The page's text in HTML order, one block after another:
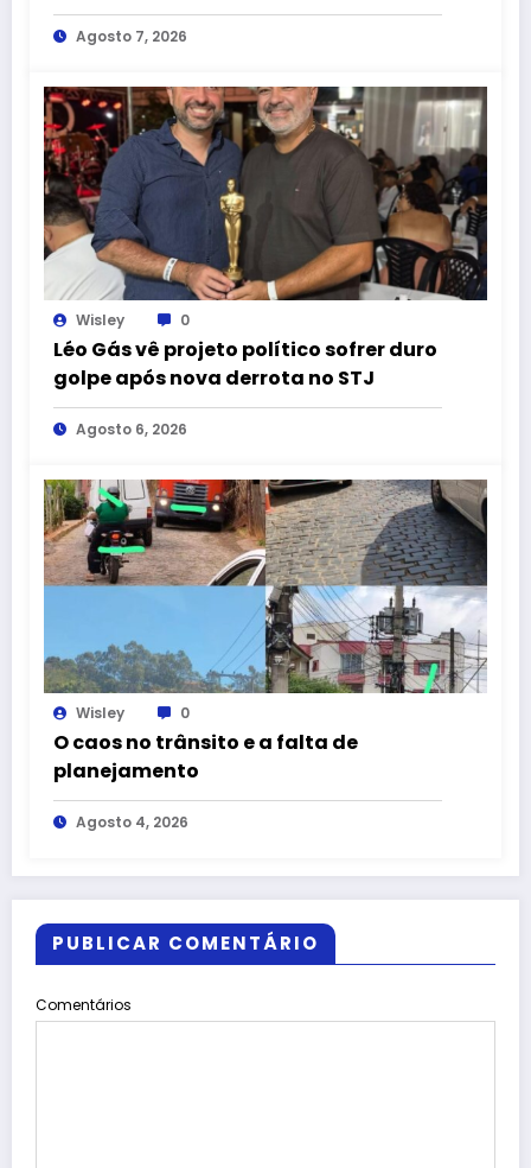
Agosto 7, 2026
Wisley 0
Léo Gás vê projeto político sofrer duro
golpe após nova derrota no STJ
Agosto 6, 2026
Wisley 0
O caos no trânsito e a falta de
planejamento
Agosto 4, 2026
PUBLICAR COMENTÁRIO
Comentários